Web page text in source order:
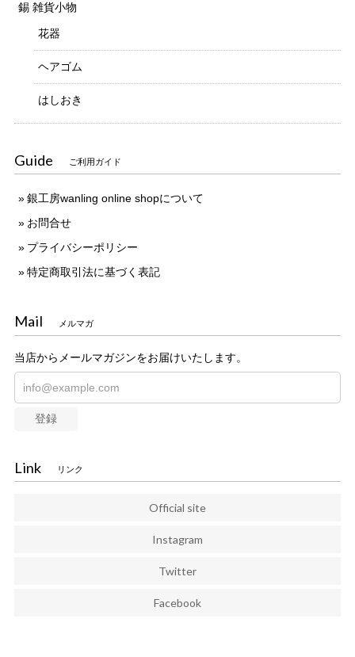
錫 雑貨小物
花器
ヘアゴム
はしおき
Guide ご利用ガイド
銀工房wanling online shopについて
お問合せ
プライバシーポリシー
特定商取引法に基づく表記
Mail メルマガ
当店からメールマガジンをお届けいたします。
登録
Link リンク
Official site
Instagram
Twitter
Facebook